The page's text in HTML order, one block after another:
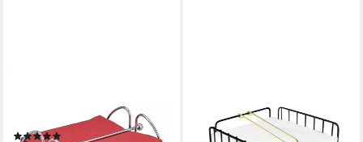
Serviettenhalter, Eisen
Serviettenständer